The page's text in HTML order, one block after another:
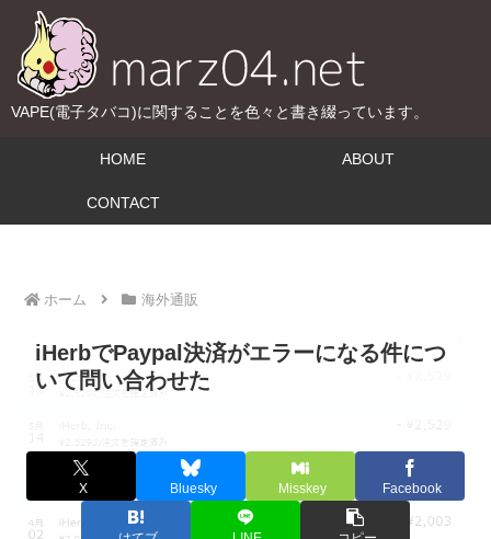
VAPE(電子タバコ)に関することを色々と書き綴っています。
HOME ABOUT
CONTACT
ホーム 海外通販
iHerbでPaypal決済がエラーになる件につ
いて問い合わせた
X Bluesky Misskey Facebook